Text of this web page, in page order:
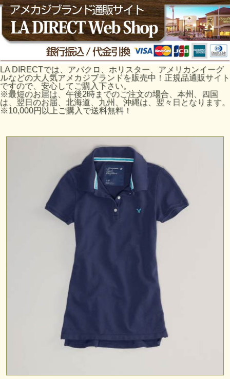
LA DIRECTでは、アバクロ、ホリスター、アメリカンイーグ
ルなどの大人気アメカジブランドを販売中！正規品通販サイト
ですので、安心してご購入下さい。
※最短のお届は、午後2時までのご注文の場合、本州、四国
は、翌日のお届、北海道、九州、沖縄は、翌々日となります。
※10,000円以上ご購入で送料無料！